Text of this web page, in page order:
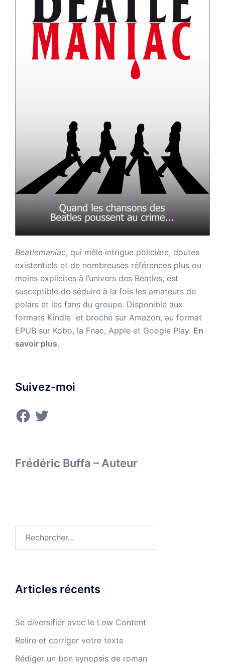
Beatlemaniac, qui mêle intrigue policière, doutes
existentiels et de nombreuses références plus ou
moins explicites à l’univers des Beatles, est
susceptible de séduire à la fois les amateurs de
polars et les fans du groupe. Disponible aux
formats Kindle et broché sur Amazon, au format
EPUB sur Kobo, la Fnac, Apple et Google Play. En
savoir plus.
Suivez-moi
Facebook
Twitter
Frédéric Buffa – Auteur
Articles récents
Se diversifier avec le Low Content
Relire et corriger votre texte
Rédiger un bon synopsis de roman